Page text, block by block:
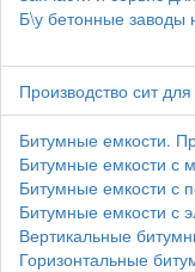
Б\у бетонные заводы
Производство сит для
Битумные емкости.
Битумные емкости с
Битумные емкости с
Битумные емкости с
Вертикальные
Горизонтальные